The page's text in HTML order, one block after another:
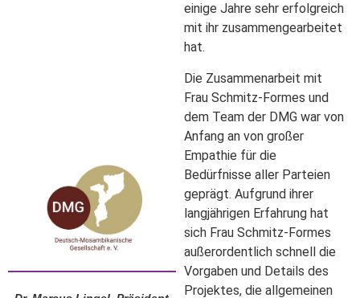
einige Jahre sehr erfolgreich
mit ihr zusammengearbeitet
hat.
Die Zusammenarbeit mit
Frau Schmitz-Formes und
dem Team der DMG war von
Anfang an von großer
Empathie für die
Bedürfnisse aller Parteien
geprägt. Aufgrund ihrer
langjährigen Erfahrung hat
sich Frau Schmitz-Formes
außerordentlich schnell die
Vorgaben und Details des
Projektes, die allgemeinen